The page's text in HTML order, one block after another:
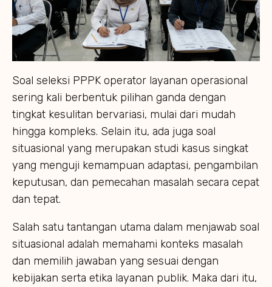
Soal seleksi PPPK operator layanan operasional
sering kali berbentuk pilihan ganda dengan
tingkat kesulitan bervariasi, mulai dari mudah
hingga kompleks. Selain itu, ada juga soal
situasional yang merupakan studi kasus singkat
yang menguji kemampuan adaptasi, pengambilan
keputusan, dan pemecahan masalah secara cepat
dan tepat.
Salah satu tantangan utama dalam menjawab soal
situasional adalah memahami konteks masalah
dan memilih jawaban yang sesuai dengan
kebijakan serta etika layanan publik. Maka dari itu,